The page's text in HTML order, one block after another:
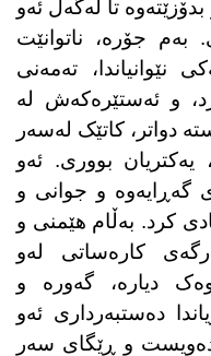
تا لەگەڵ ئەو
بەم جۆرە، ناتوانێت
نێوانیاندا، تەمەنی
و ئەستێرەکەش لە
دواتر، کاتێک لەسەر
یەکتریان بووری. ئەو
گەڕایەوە و جوانی و
کرد. بەڵام هێمنی و
کارەساتی لەو
دیارە، گەورە و
دەستبەرداری ئەو
دەویست و ڕێگای سەر